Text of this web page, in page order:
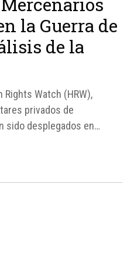
la Guerra de
de la
Rights Watch (HRW),
privados de
sido desplegados en
enfrentado a las